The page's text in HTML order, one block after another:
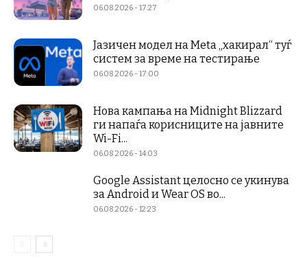
06.08.2026 - 17:27
Јазичен модел на Meta „хакирал“ туѓ
систем за време на тестирање
06.08.2026 - 17:00
Нова кампања на Midnight Blizzard
ги напаѓа корисниците на јавните
Wi-Fi...
06.08.2026 - 14:03
Google Assistant целосно се укинува
за Android и Wear OS во...
06.08.2026 - 12:23